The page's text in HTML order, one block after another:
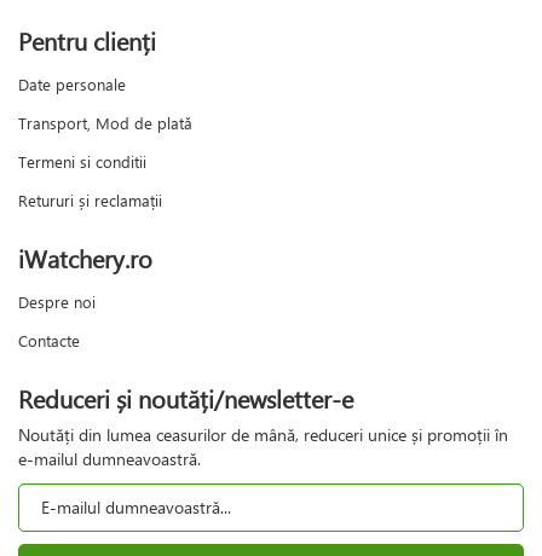
Pentru clienți
Date personale
Transport, Mod de plată
Termeni si conditii
Retururi și reclamații
iWatchery.ro
Despre noi
Contacte
Reduceri și noutăți/newsletter-e
Noutăți din lumea ceasurilor de mână, reduceri unice și promoții în
e-mailul dumneavoastră.